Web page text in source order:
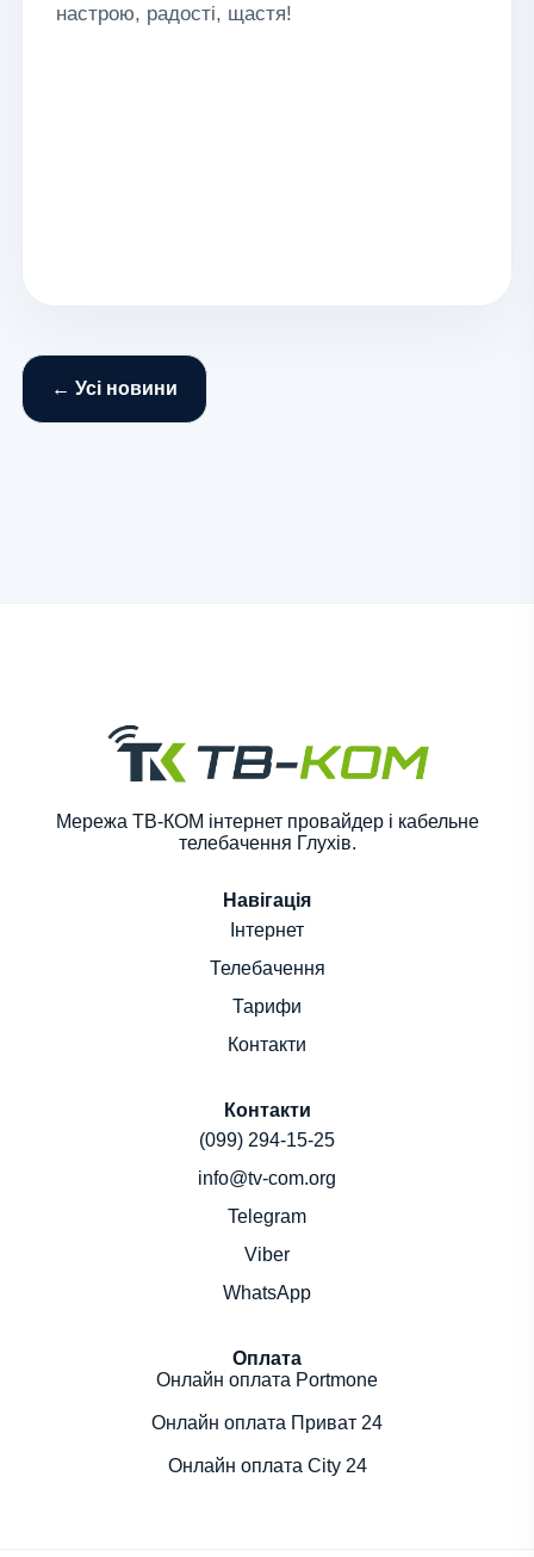
настрою, радості, щастя!
← Усі новини
Мережа ТВ-КОМ інтернет провайдер і кабельне
телебачення Глухів.
Навігація
Інтернет
Телебачення
Тарифи
Контакти
Контакти
(099) 294-15-25
info@tv-com.org
Telegram
Viber
WhatsApp
Оплата
Онлайн оплата Portmone
Онлайн оплата Приват 24
Онлайн оплата City 24